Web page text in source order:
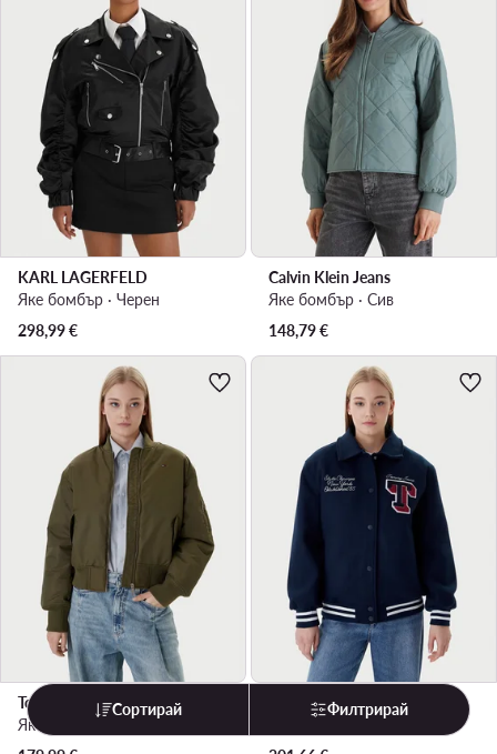
KARL LAGERFELD
Яке бомбър · Черен
298,99€
Calvin Klein Jeans
Яке бомбър · Сив
148,79€
Tommy Jeans
Яке бомбър · Зелен
Tommy Jeans
Яке бомбър · Тъмносин
Сортирай Филтрирай